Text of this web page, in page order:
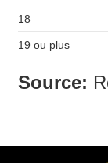
18
19 ou plus
Source: